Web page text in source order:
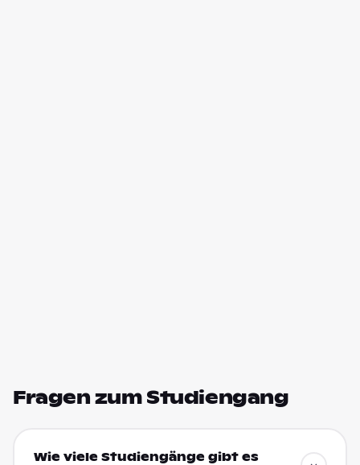
Fragen zum Studiengang
Wie viele Studiengänge gibt es